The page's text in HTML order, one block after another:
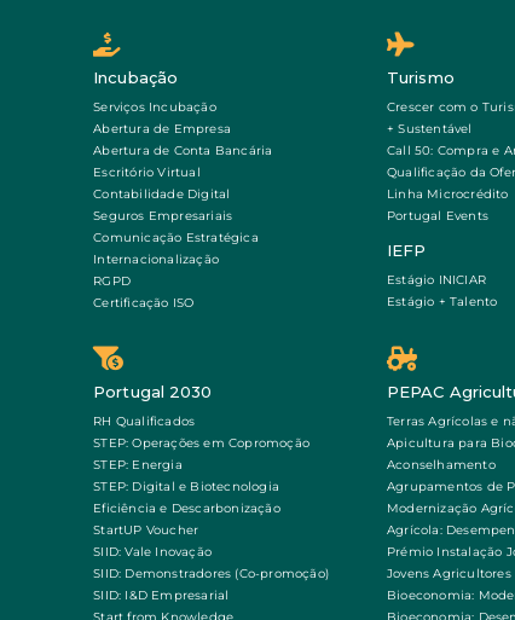
Incubação
Serviços Incubação
Abertura de Empresa
Abertura de Conta Bancária
Escritório Virtual
Contabilidade Digital
Seguros Empresariais
Comunicação Estratégica
Internacionalização
RGPD
Certificação ISO
Turismo
Crescer com o
+ Sustentável
Call 50: Compra e
Qualificação da
Linha Microcrédito
Portugal Events
IEFP
Estágio INICIAR
Estágio + Talento
Portugal 2030
RH Qualificados
STEP: Operações em Copromoção
STEP: Energia
STEP: Digital e Biotecnologia
Eficiência e Descarbonização
StartUP Voucher
SIID: Vale Inovação
SIID: Demonstradores (Co-promoção)
SIID: I&D Empresarial
PEPAC
Terras Agrícolas e
Apicultura para
Aconselhamento
Agrupamentos de
Modernização
Agrícola:
Prémio Instalação
Jovens Agricultores
Bioeconomia: